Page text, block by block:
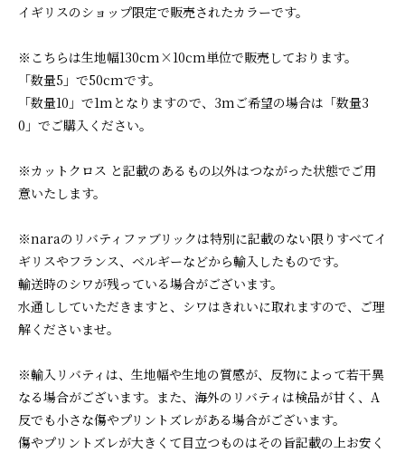
イギリスのショップ限定で販売されたカラーです。
※こちらは生地幅130cm×10cm単位で販売しております。
「数量5」で50cmです。
「数量10」で1mとなりますので、3mご希望の場合は「数量3
0」でご購入ください。
※カットクロス と記載のあるもの以外はつながった状態でご用
意いたします。
※naraのリバティファブリックは特別に記載のない限りすべてイ
ギリスやフランス、ベルギーなどから輸入したものです。
輸送時のシワが残っている場合がございます。
水通ししていただきますと、シワはきれいに取れますので、ご理
解くださいませ。
※輸入リバティは、生地幅や生地の質感が、反物によって若干異
なる場合がございます。また、海外のリバティは検品が甘く、A
反でも小さな傷やプリントズレがある場合がございます。
傷やプリントズレが大きくて目立つものはその旨記載の上お安く